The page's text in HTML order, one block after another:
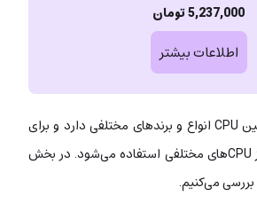
5,237,000 تومان
اطلاعات بیشتر
حالا باید بگویم که همین CPU انواع و برندهای مختلفی دارد و برای
دستگاه‌های مختلف، از CPUهای مختلفی استفاده می‌شود. در بخش
می‌کنیم.